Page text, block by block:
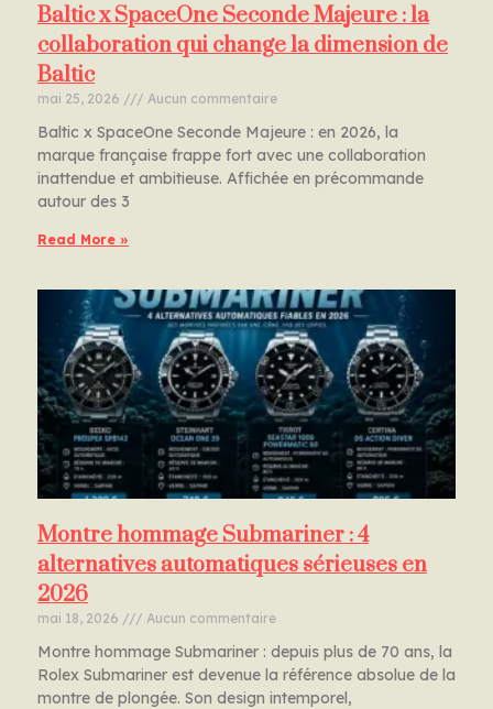
Baltic x SpaceOne Seconde Majeure : la
collaboration qui change la dimension de
Baltic
mai 25, 2026 Aucun commentaire
Baltic x SpaceOne Seconde Majeure : en 2026, la
marque française frappe fort avec une collaboration
inattendue et ambitieuse. Affichée en précommande
autour des 3
Read More »
Montre hommage Submariner : 4
alternatives automatiques sérieuses en
2026
mai 18, 2026 Aucun commentaire
Montre hommage Submariner : depuis plus de 70 ans, la
Rolex Submariner est devenue la référence absolue de la
montre de plongée. Son design intemporel,